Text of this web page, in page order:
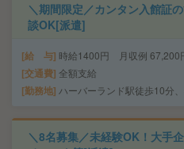
＼期間限定／カンタン入館証
談OK[派遣]
給 与 時給1400円 月収例 67,200
交通費 全額支給
勤務地 ハーバーランド駅徒歩10分
＼8名募集／未経験OK！大手